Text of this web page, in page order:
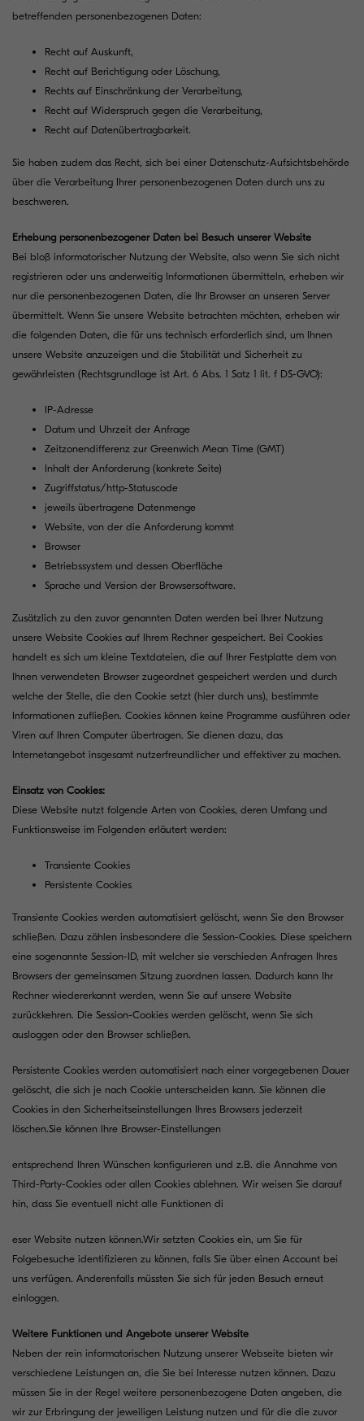
betreffenden personenbezogenen Daten:
Recht auf Auskunft,
Recht auf Berichtigung oder Löschung,
Rechts auf Einschränkung der Verarbeitung,
Recht auf Widerspruch gegen die Verarbeitung,
Recht auf Datenübertragbarkeit.
Sie haben zudem das Recht, sich bei einer Datenschutz-Aufsichtsbehörde
über die Verarbeitung Ihrer personenbezogenen Daten durch uns zu
beschweren.
Erhebung personenbezogener Daten bei Besuch unserer Website
Bei bloß informatorischer Nutzung der Website, also wenn Sie sich nicht
registrieren oder uns anderweitig Informationen übermitteln, erheben wir
nur die personenbezogenen Daten, die Ihr Browser an unseren Server
übermittelt. Wenn Sie unsere Website betrachten möchten, erheben wir
die folgenden Daten, die für uns technisch erforderlich sind, um Ihnen
unsere Website anzuzeigen und die Stabilität und Sicherheit zu
gewährleisten (Rechtsgrundlage ist Art. 6 Abs. 1 Satz 1 lit. f DS-GVO):
IP-Adresse
Datum und Uhrzeit der Anfrage
Zeitzonendifferenz zur Greenwich Mean Time (GMT)
Inhalt der Anforderung (konkrete Seite)
Zugriffstatus/http-Statuscode
jeweils übertragene Datenmenge
Website, von der die Anforderung kommt
Browser
Betriebssystem und dessen Oberfläche
Sprache und Version der Browsersoftware.
Zusätzlich zu den zuvor genannten Daten werden bei Ihrer Nutzung
unsere Website Cookies auf Ihrem Rechner gespeichert. Bei Cookies
handelt es sich um kleine Textdateien, die auf Ihrer Festplatte dem von
Ihnen verwendeten Browser zugeordnet gespeichert werden und durch
welche der Stelle, die den Cookie setzt (hier durch uns), bestimmte
Informationen zufließen. Cookies können keine Programme ausführen oder
Viren auf Ihren Computer übertragen. Sie dienen dazu, das
Internetangebot insgesamt nutzerfreundlicher und effektiver zu machen.
Einsatz von Cookies:
Diese Website nutzt folgende Arten von Cookies, deren Umfang und
Funktionsweise im Folgenden erläutert werden:
Transiente Cookies
Persistente Cookies
Transiente Cookies werden automatisiert gelöscht, wenn Sie den Browser
schließen. Dazu zählen insbesondere die Session-Cookies. Diese speichern
eine sogenannte Session-ID, mit welcher sie verschieden Anfragen Ihres
Browsers der gemeinsamen Sitzung zuordnen lassen. Dadurch kann Ihr
Rechner wiedererkannt werden, wenn Sie auf unsere Website
zurückkehren. Die Session-Cookies werden gelöscht, wenn Sie sich
ausloggen oder den Browser schließen.
Persistente Cookies werden automatisiert nach einer vorgegebenen Dauer
gelöscht, die sich je nach Cookie unterscheiden kann. Sie können die
Cookies in den Sicherheitseinstellungen Ihres Browsers jederzeit
löschen.Sie können Ihre Browser-Einstellungen
entsprechend Ihren Wünschen konfigurieren und z.B. die Annahme von
Third-Party-Cookies oder allen Cookies ablehnen. Wir weisen Sie darauf
hin, dass Sie eventuell nicht alle Funktionen di
eser Website nutzen können.Wir setzten Cookies ein, um Sie für
Folgebesuche identifizieren zu können, falls Sie über einen Account bei
uns verfügen. Anderenfalls müssten Sie sich für jeden Besuch erneut
einloggen.
Weitere Funktionen und Angebote unserer Website
Neben der rein informatorischen Nutzung unserer Webseite bieten wir
verschiedene Leistungen an, die Sie bei Interesse nutzen können. Dazu
müssen Sie in der Regel weitere personenbezogene Daten angeben, die
wir zur Erbringung der jeweiligen Leistung nutzen und für die die zuvor